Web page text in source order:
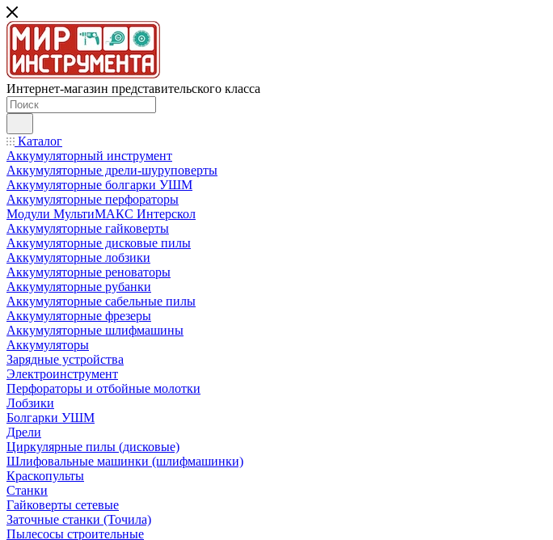
Интернет-магазин представительского класса
Каталог
Аккумуляторный инструмент
Аккумуляторные дрели-шуруповерты
Аккумуляторные болгарки УШМ
Аккумуляторные перфораторы
Модули МультиМАКС Интерскол
Аккумуляторные гайковерты
Аккумуляторные дисковые пилы
Аккумуляторные лобзики
Аккумуляторные реноваторы
Аккумуляторные рубанки
Аккумуляторные сабельные пилы
Аккумуляторные фрезеры
Аккумуляторные шлифмашины
Аккумуляторы
Зарядные устройства
Электроинструмент
Перфораторы и отбойные молотки
Лобзики
Болгарки УШМ
Дрели
Циркулярные пилы (дисковые)
Шлифовальные машинки (шлифмашинки)
Краскопульты
Станки
Гайковерты сетевые
Заточные станки (Точила)
Пылесосы строительные